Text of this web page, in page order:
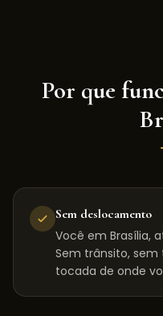
Por que
Sem deslocamento
Você em Brasília,
Sem trânsito,
tocada de onde